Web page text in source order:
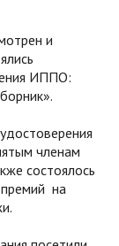
и
ИППО:
членам
состоялось
премий на